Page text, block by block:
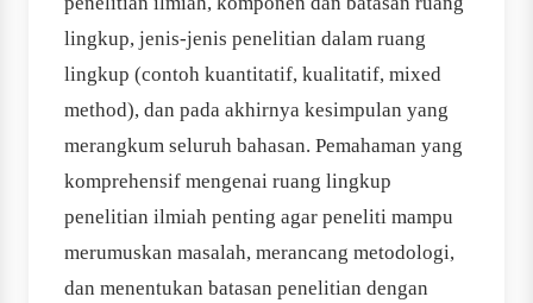
lingkup, jenis‐jenis penelitian dalam ruang
lingkup (contoh kuantitatif, kualitatif, mixed
method), dan pada akhirnya kesimpulan yang
merangkum seluruh bahasan. Pemahaman yang
komprehensif mengenai ruang lingkup
penelitian ilmiah penting agar peneliti mampu
merumuskan masalah, merancang metodologi,
dan menentukan batasan penelitian dengan